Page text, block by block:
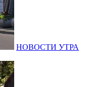
НОВОСТИ УТРА